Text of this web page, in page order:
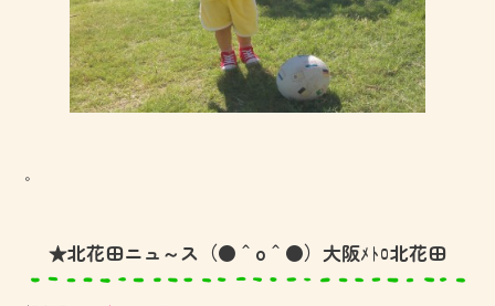
。
★北花田ニュ～ス（●＾o＾●）大阪ﾒﾄﾛ北花田